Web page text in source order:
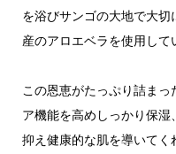
を浴びサンゴの大地で大
産のアロエベラを使用して
この恩恵がたっぷり詰ま
ア機能を高めしっかり保
抑え健康的な肌を導いて